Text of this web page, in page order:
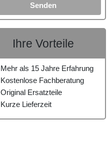
Senden
Ihre Vorteile
Mehr als 15 Jahre Erfahrung
Kostenlose Fachberatung
Original Ersatzteile
Kurze Lieferzeit